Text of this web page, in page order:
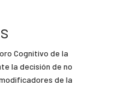
Cognitivo de la
la decisión de no
de la